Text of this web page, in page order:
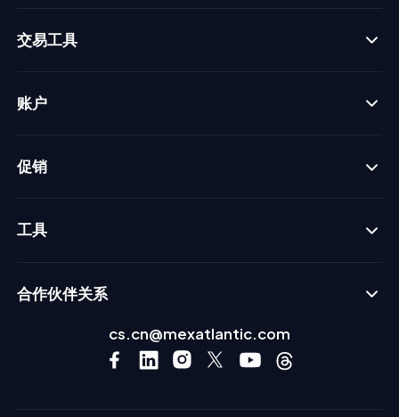
交易工具
账户
促销
工具
合作伙伴关系
cs.cn@mexatlantic.com